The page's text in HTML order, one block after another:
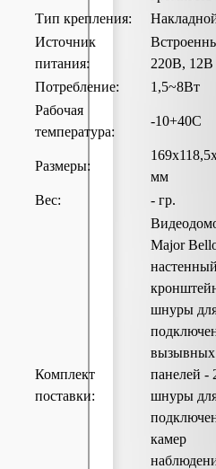
Тип крепления:
Источник
питания:
220В, 12В
Потребление:
1,5~8Вт
Рабочая
температура:
-10+40С
Размеры:
мм
Вес:
- гр.
Комплект
поставки:
Major
шнуры
вызывных
панелей -
шнуры
камер